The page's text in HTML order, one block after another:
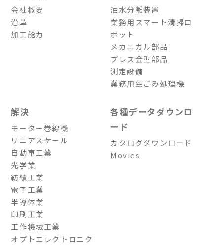
会社概要
沿革
加工能力
油水分離装置
業務用スマート清掃ロ
ボット
メカニカル部品
プレス金型部品
測定設備
業務用生ごみ処理機
解決
モーター巻線機
リニアスケール
自動車工業
光学業
紡績工業
電子工業
半導体業
印刷工業
工作機械工業
オプトエレクトロニク
各種データダウンロ
ード
カタログダウンロード
Movies